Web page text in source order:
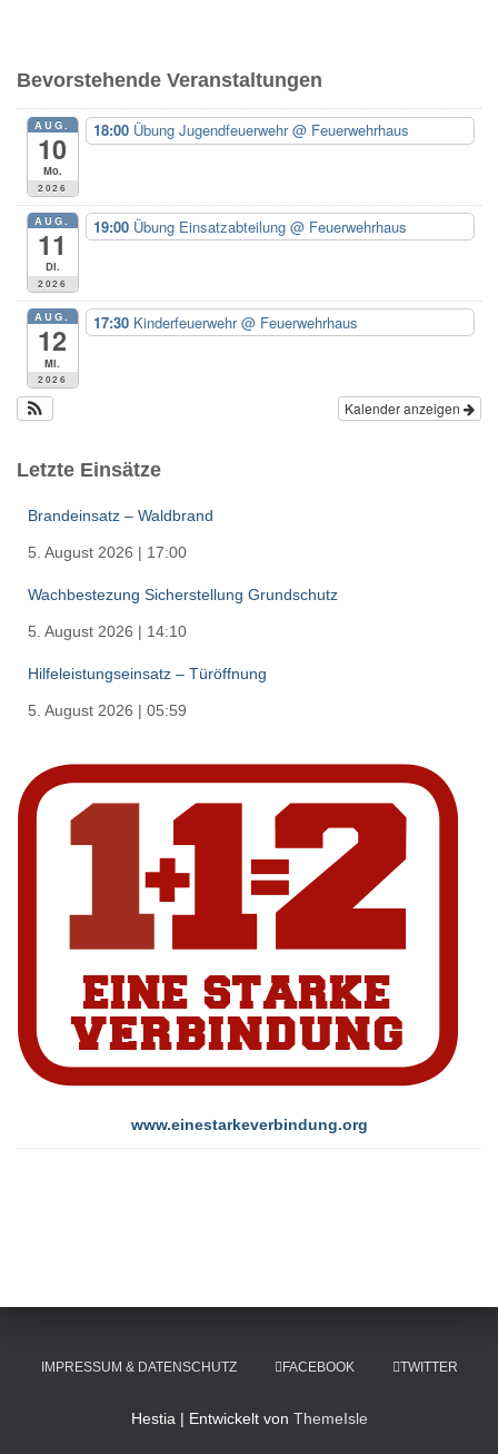
n
n
:
Bevorstehende Veranstaltungen
AUG.
10
Mo.
2026
18:00 Übung Jugendfeuerwehr@ Feuerwehrhaus
AUG.
11
Di.
2026
19:00 Übung Einsatzabteilung @ Feuerwehrhaus
AUG.
12
Mi.
2026
17:30 Kinderfeuerwehr@ Feuerwehrhaus
Kalender anzeigen
Letzte Einsätze
Brandeinsatz – Waldbrand
5. August 2026 | 17:00
Wachbestezung Sicherstellung Grundschutz
5. August 2026 | 14:10
Hilfeleistungseinsatz – Türöffnung
5. August 2026 | 05:59
www.einestarkeverbindung.org
IMPRESSUM & DATENSCHUTZ FACEBOOK TWITTER
Hestia | Entwickelt von ThemeIsle